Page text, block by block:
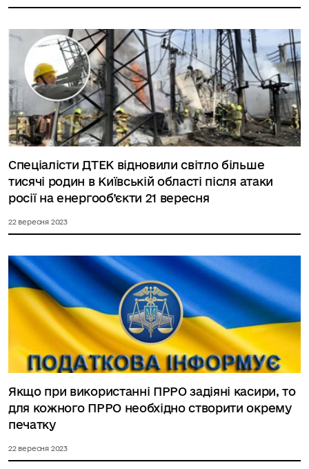
Спеціалісти ДТЕК відновили світло більше
тисячі родин в Київській області після атаки
росії на енергооб’єкти 21 вересня
22 вересня 2023
Якщо при використанні ПРРО задіяні касири, то
для кожного ПРРО необхідно створити окрему
печатку
22 вересня 2023